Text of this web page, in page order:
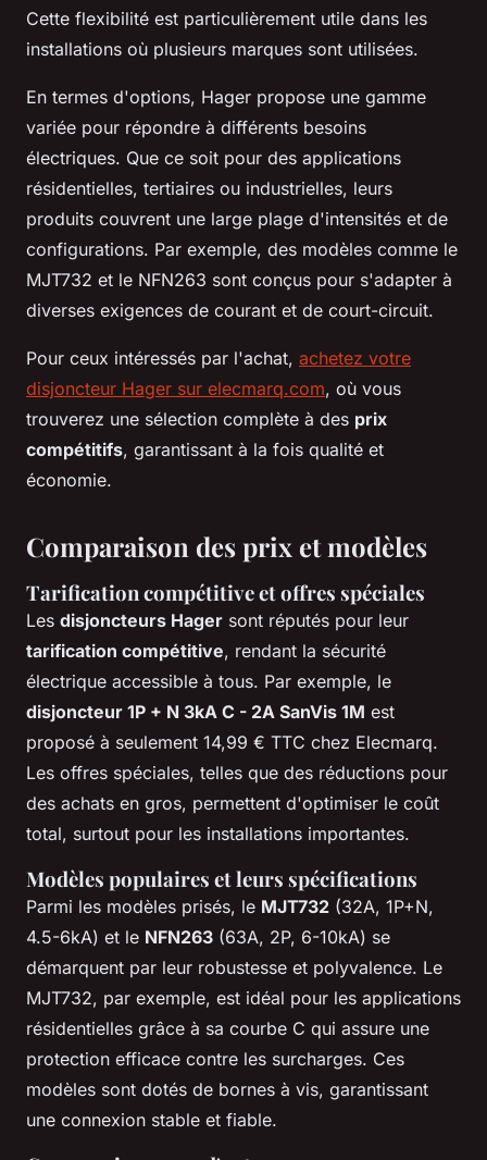
Cette flexibilité est particulièrement utile dans les
installations où plusieurs marques sont utilisées.
En termes d'options, Hager propose une gamme
variée pour répondre à différents besoins
électriques. Que ce soit pour des applications
résidentielles, tertiaires ou industrielles, leurs
produits couvrent une large plage d'intensités et de
configurations. Par exemple, des modèles comme le
MJT732 et le NFN263 sont conçus pour s'adapter à
diverses exigences de courant et de court-circuit.
Pour ceux intéressés par l'achat, achetez votre
disjoncteur Hager sur elecmarq.com, où vous
trouverez une sélection complète à des prix
compétitifs, garantissant à la fois qualité et
économie.
Comparaison des prix et modèles
Tarification compétitive et offres spéciales
Les disjoncteurs Hager sont réputés pour leur
tarification compétitive, rendant la sécurité
électrique accessible à tous. Par exemple, le
disjoncteur 1P + N 3kA C - 2A SanVis 1M est
proposé à seulement 14,99 € TTC chez Elecmarq.
Les offres spéciales, telles que des réductions pour
des achats en gros, permettent d'optimiser le coût
total, surtout pour les installations importantes.
Modèles populaires et leurs spécifications
Parmi les modèles prisés, le MJT732 (32A, 1P+N,
4.5-6kA) et le NFN263 (63A, 2P, 6-10kA) se
démarquent par leur robustesse et polyvalence. Le
MJT732, par exemple, est idéal pour les applications
résidentielles grâce à sa courbe C qui assure une
protection efficace contre les surcharges. Ces
modèles sont dotés de bornes à vis, garantissant
une connexion stable et fiable.